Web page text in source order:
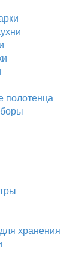
полотенца
хранения